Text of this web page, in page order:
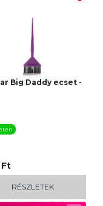
Big Daddy ecset -
Ft
RÉSZLETEK